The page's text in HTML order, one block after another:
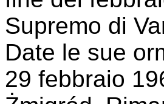
Supremo di
Date le sue
29 febbraio